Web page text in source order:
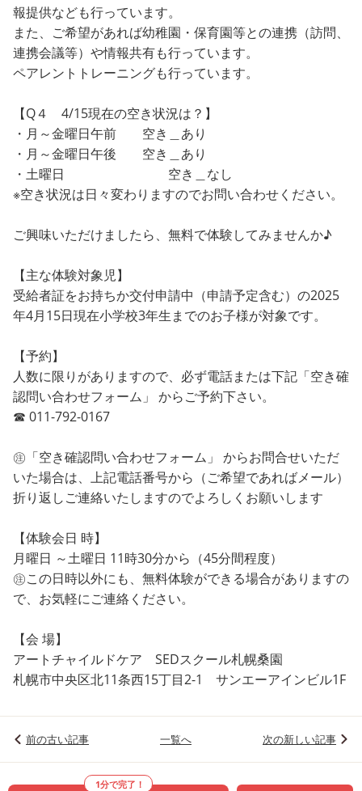
報提供なども行っています。
また、ご希望があれば幼稚園・保育園等との連携（訪問、
連携会議等）や情報共有も行っています。
ペアレントトレーニングも行っています。
【Q４ 4/15現在の空き状況は？】
・月～金曜日午前 空き＿あり
・月～金曜日午後 空き＿あり
・土曜日 空き＿なし
※空き状況は日々変わりますのでお問い合わせください。
ご興味いただけましたら、無料で体験してみませんか♪
【主な体験対象児】
受給者証をお持ちか交付申請中（申請予定含む）の2025
年4月15日現在小学校3年生までのお子様が対象です。
【予約】
人数に限りがありますので、必ず電話または下記「空き確
認問い合わせフォーム」 からご予約下さい。
☎ 011-792-0167
㊟「空き確認問い合わせフォーム」 からお問合せいただ
いた場合は、上記電話番号から（ご希望であればメール）
折り返しご連絡いたしますのでよろしくお願いします
【体験会日 時】
月曜日 ～土曜日 11時30分から（45分間程度）
㊟この日時以外にも、無料体験ができる場合がありますの
で、お気軽にご連絡ください。
【会 場】
アートチャイルドケア SEDスクール札幌桑園
札幌市中央区北11条西15丁目2-1 サンエーアインビル1F
前の古い記事 一覧へ 次の新しい記事
1分で完了！